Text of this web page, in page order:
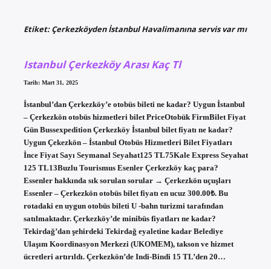
Etiket:Çerkezköyden İstanbul Havalimanına servis var mı
Istanbul Çerkezköy Arası Kaç Tl
Tarih: Mart 31, 2025
İstanbul’dan Çerkezköy’e otobüs bileti ne kadar? Uygun İstanbul
– Çerkezkön otobüs hizmetleri bilet PriceOtobük FirmBilet Fiyat
Gün Bussexpedition Çerkezköy İstanbul bilet fiyatı ne kadar?
Uygun Çekezkön – İstanbul Otobüs Hizmetleri Bilet Fiyatları
İnce Fiyat Sayı Seymanal Seyahat125 TL75Kale Express Seyahat
125 TL13Buzlu Tourismus Esenler Çerkezköy kaç para?
Essenler hakkında sık sorulan sorular → Çerkezkön uçuşları
Essenler – Çerkezkön otobüs bilet fiyatı en ucuz 300.00₺. Bu
rotadaki en uygun otobüs bileti U -bahn turizmi tarafından
satılmaktadır. Çerkezköy’de minibüs fiyatları ne kadar?
Tekirdağ’dan şehirdeki Tekirdağ eyaletine kadar Belediye
Ulaşım Koordinasyon Merkezi (UKOMEM), takson ve hizmet
ücretleri artırıldı. Çerkezkön’de Indi-Bindi 15 TL’den 20…